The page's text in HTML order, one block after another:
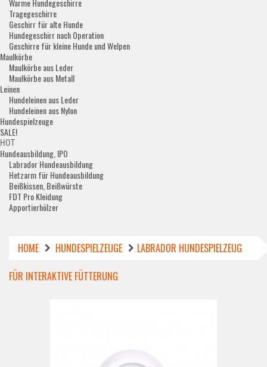
Warme Hundegeschirre
Tragegeschirre
Geschirr für alte Hunde
Hundegeschirr nach Operation
Geschirre für kleine Hunde und Welpen
Maulkörbe
Maulkörbe aus Leder
Maulkörbe aus Metall
Leinen
Hundeleinen aus Leder
Hundeleinen aus Nylon
Hundespielzeuge
SALE!
HOT
Hundeausbildung, IPO
Labrador Hundeausbildung
Hetzarm für Hundeausbildung
Beißkissen, Beißwürste
FDT Pro Kleidung
Apportierhölzer
HOME HUNDESPIELZEUGE
LABRADOR HUNDESPIELZEUG
FÜR INTERAKTIVE FÜTTERUNG